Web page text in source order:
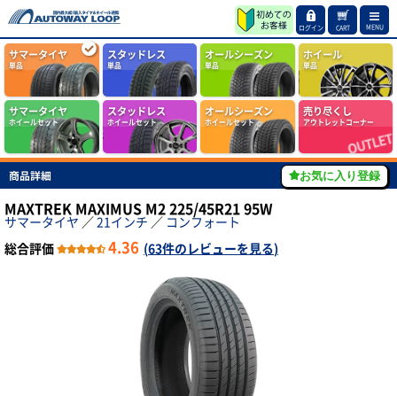
ログイン CART MENU
サマータイヤ
単品
スタッドレス
単品
オールシーズン
単品
ホイール
単品
サマータイヤ
ホイールセット
スタッドレス
ホイールセット
オールシーズン
ホイールセット
売り尽くし
アウトレットコーナー
商品詳細 お気に入り登録
MAXTREK MAXIMUS M2 225/45R21 95W
サマータイヤ ／21インチ ／ コンフォート
総合評価
4.36 (63件のレビューを見る)